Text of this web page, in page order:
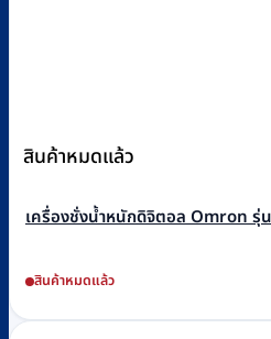
สินค้าหมดแล้ว
เครื่องชั่งน้ำหนักดิจิตอล Omron รุ่
สินค้าหมดแล้ว